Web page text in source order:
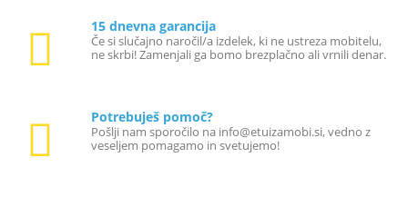
15 dnevna garancija
Če si slučajno naročil/a izdelek, ki ne ustreza mobitelu,
ne skrbi! Zamenjali ga bomo brezplačno ali vrnili denar.
Potrebuješ pomoč?
Pošlji nam sporočilo na info@etuizamobi.si, vedno z
veseljem pomagamo in svetujemo!